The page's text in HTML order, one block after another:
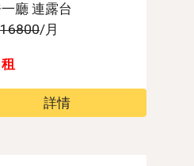
廳 連露台
6800/月
詳情